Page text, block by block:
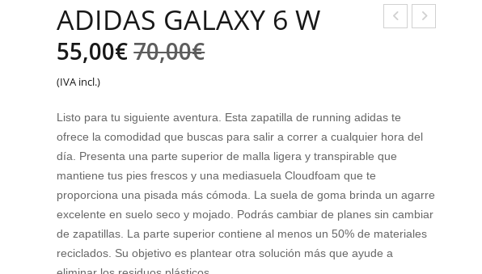
ADI
ESS
ENT
IAL
DAS
BP
ADIDAS GALAXY 6 W
70,00€El
original
era:
70,00€.
55,00€
El
actual
es:
55,00€.
(IVA incl.)
Listo para tu siguiente aventura. Esta zapatilla de running adidas te
ofrece la comodidad que buscas para salir a correr a cualquier hora del
día. Presenta una parte superior de malla ligera y transpirable que
mantiene tus pies frescos y una mediasuela Cloudfoam que te
proporciona una pisada más cómoda. La suela de goma brinda un agarre
excelente en suelo seco y mojado. Podrás cambiar de planes sin cambiar
de zapatillas. La parte superior contiene al menos un 50% de materiales
reciclados. Su objetivo es plantear otra solución más que ayude a